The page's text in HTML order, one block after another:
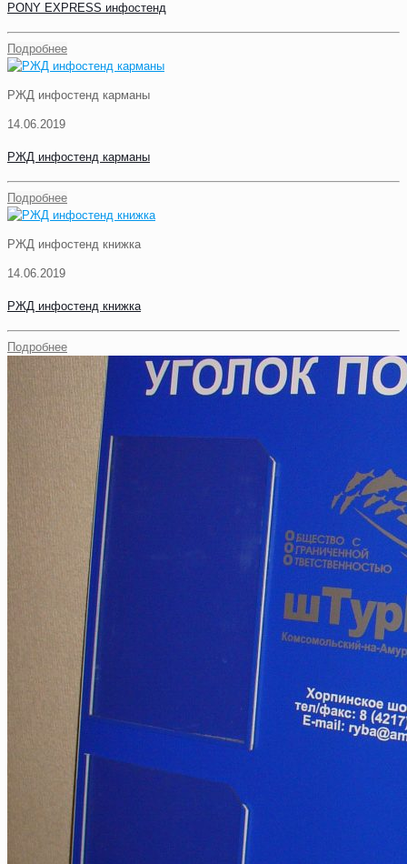
PONY EXPRESS инфостенд
Подробнее
РЖД инфостенд карманы
14.06.2019
РЖД инфостенд карманы
Подробнее
РЖД инфостенд книжка
14.06.2019
РЖД инфостенд книжка
Подробнее